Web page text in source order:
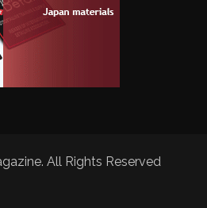
All Rights Reserved